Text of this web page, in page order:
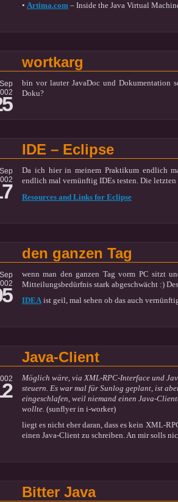
• Artima.com – Inside the Java Virtual
wortkarg
Sep
bin vor lauter JavaDoc und Dokumentation
Doku?
IDE – Eclipse
Sep
Da ich hier in meinem Praktikum endlich
endlich mal vernünftig IDEs testen. Die
Resources and Links for Eclipse
den ganzen Tag
Sep
wenn man den ganzen Tag vorm PC sitzt
Mitteilungsbedürfnis stark abgeschwächt :)
IDEAist geil, mal sehen ob das auch
Java-Client
Möglich wäre, via XML-RPC-Interface und
steuern. Es war mal für Sunlog geplant, ist
eingeschlafen, weil niemand einen Java-
wollte. (sunflyer in i-worker)
liegt es nicht eher daran, dass es kein XML-
einen Java-Client zu schreiben. An mir solls
Bitter Java